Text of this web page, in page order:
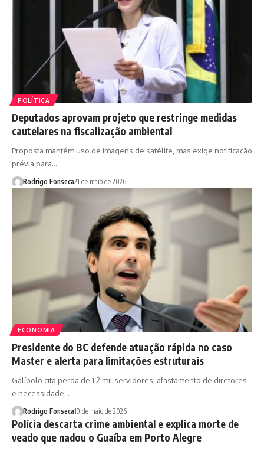
POLÍTICA
Deputados aprovam projeto que restringe medidas
cautelares na fiscalização ambiental
Proposta mantém uso de imagens de satélite, mas exige notificação
prévia para…
Rodrigo Fonseca21 de maio de 2026
ECONOMIA
Presidente do BC defende atuação rápida no caso
Master e alerta para limitações estruturais
Galípolo cita perda de 1,2 mil servidores, afastamento de diretores
e necessidade…
Rodrigo Fonseca19 de maio de 2026
Polícia descarta crime ambiental e explica morte de
veado que nadou o Guaíba em Porto Alegre